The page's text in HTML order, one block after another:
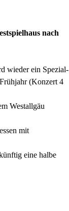
nach
wieder ein Spezial-
(Konzert 4
Westallgäu
mit
eine halbe